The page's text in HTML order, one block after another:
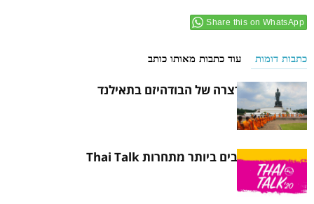
Share this on WhatsApp
כתבות דומות עוד כתבות מאותו כותב
היסטוריה קצרצרה של הבודהיזם בתאילנד
הסיפורים הטובים ביותר מתחרות Thai Talk
2020